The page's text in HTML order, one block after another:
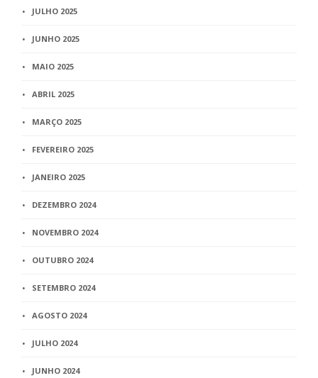
JULHO 2025
JUNHO 2025
MAIO 2025
ABRIL 2025
MARÇO 2025
FEVEREIRO 2025
JANEIRO 2025
DEZEMBRO 2024
NOVEMBRO 2024
OUTUBRO 2024
SETEMBRO 2024
AGOSTO 2024
JULHO 2024
JUNHO 2024